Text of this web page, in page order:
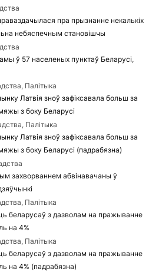
пра прызнанне некалькіх
небяспечным становішчы
ў 57 населеных пунктаў Беларусі,
Палітыка
Латвія зноў зафіксавала больш за
з боку Беларусі
Палітыка
Латвія зноў зафіксавала больш за
з боку Беларусі (падрабязна)
захворваннем абвінавачаны ў
Палітыка
беларусаў з дазволам на пражыванне
на 4%
Палітыка
беларусаў з дазволам на пражыванне
на 4% (падрабязна)